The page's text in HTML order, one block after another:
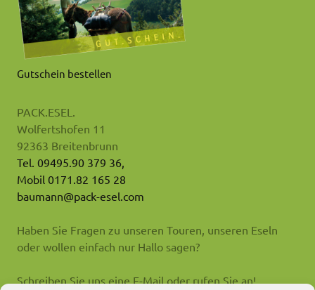
Gutschein bestellen
PACK.ESEL.
Wolfertshofen 11
92363 Breitenbrunn
Tel. 09495.90 379 36,
Mobil 0171.82 165 28
baumann@pack-esel.com
Haben Sie Fragen zu unseren Touren, unseren Eseln
oder wollen einfach nur Hallo sagen?
Schreiben Sie uns eine E-Mail oder rufen Sie an!